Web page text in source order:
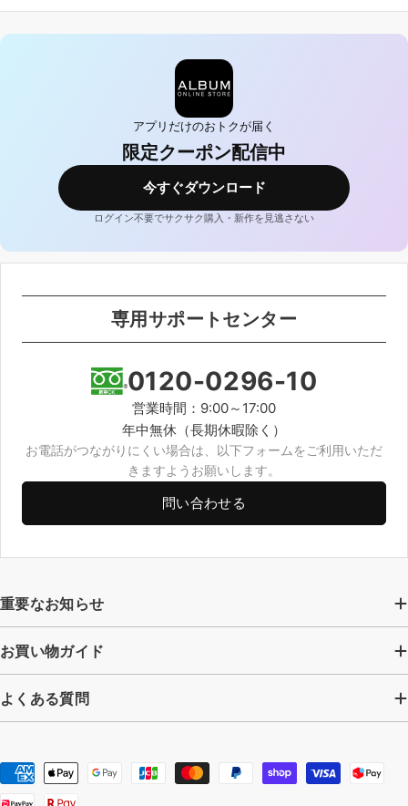
アプリだけのおトクが届く
限定クーポン配信中
今すぐダウンロード
ログイン不要でサクサク購入・新作を見逃さない
専用サポートセンター
0120-0296-10
営業時間：9:00～17:00
年中無休（長期休暇除く）
お電話がつながりにくい場合は、以下フォームをご利用いただ
きますようお願いします。
問い合わせる
重要なお知らせ
お買い物ガイド
よくある質問